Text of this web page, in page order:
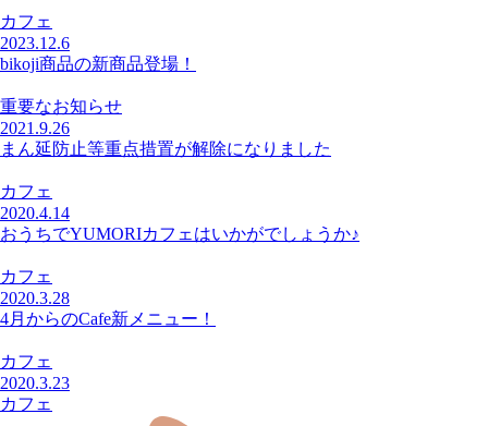
カフェ
2023.12.6
bikoji商品の新商品登場！
重要なお知らせ
2021.9.26
まん延防止等重点措置が解除になりました
カフェ
2020.4.14
おうちでYUMORIカフェはいかがでしょうか♪
カフェ
2020.3.28
4月からのCafe新メニュー！
カフェ
2020.3.23
カフェ